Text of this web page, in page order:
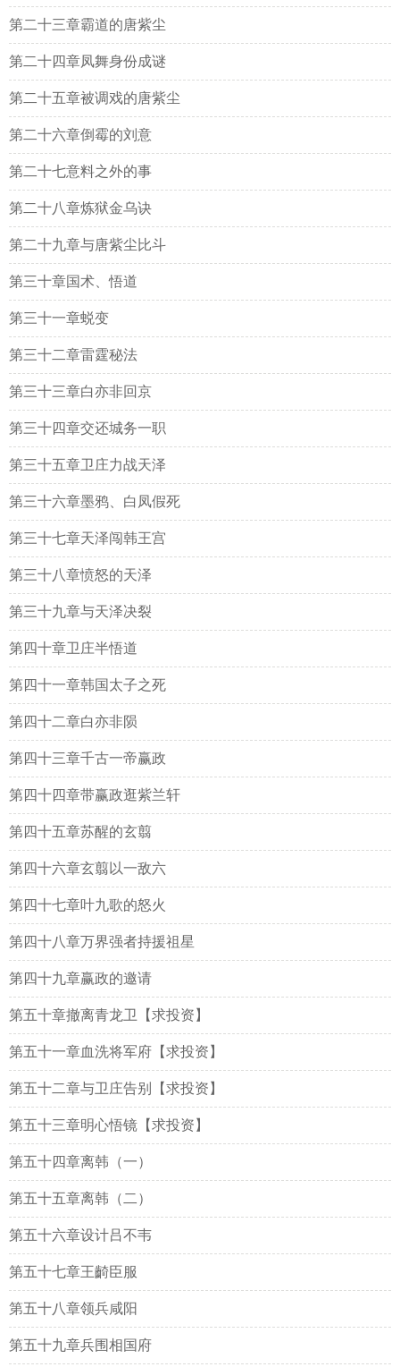
第二十三章霸道的唐紫尘
第二十四章凤舞身份成谜
第二十五章被调戏的唐紫尘
第二十六章倒霉的刘意
第二十七意料之外的事
第二十八章炼狱金乌诀
第二十九章与唐紫尘比斗
第三十章国术、悟道
第三十一章蜕变
第三十二章雷霆秘法
第三十三章白亦非回京
第三十四章交还城务一职
第三十五章卫庄力战天泽
第三十六章墨鸦、白凤假死
第三十七章天泽闯韩王宫
第三十八章愤怒的天泽
第三十九章与天泽决裂
第四十章卫庄半悟道
第四十一章韩国太子之死
第四十二章白亦非陨
第四十三章千古一帝赢政
第四十四章带赢政逛紫兰轩
第四十五章苏醒的玄翦
第四十六章玄翦以一敌六
第四十七章叶九歌的怒火
第四十八章万界强者持援祖星
第四十九章赢政的邀请
第五十章撤离青龙卫【求投资】
第五十一章血洗将军府【求投资】
第五十二章与卫庄告别【求投资】
第五十三章明心悟镜【求投资】
第五十四章离韩（一）
第五十五章离韩（二）
第五十六章设计吕不韦
第五十七章王齮臣服
第五十八章领兵咸阳
第五十九章兵围相国府